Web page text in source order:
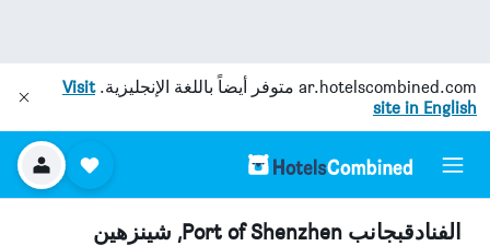
ar.hotelscombined.com متوفر أيضاً باللغة الإنجليزية.Visit
site in English
الفنادقبجانب Port of Shenzhen, شينزهين